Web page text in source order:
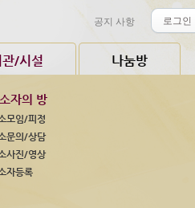
로그인
공지 사항
관/시설 나눔방
진주 칠암동
부산 봉래동
준본당들
중동 사목부
각 수도원 위치/지도
산 다미아노
상설 신고처
자의 방
모임/피정
문의/상담
사진/영상
자등록